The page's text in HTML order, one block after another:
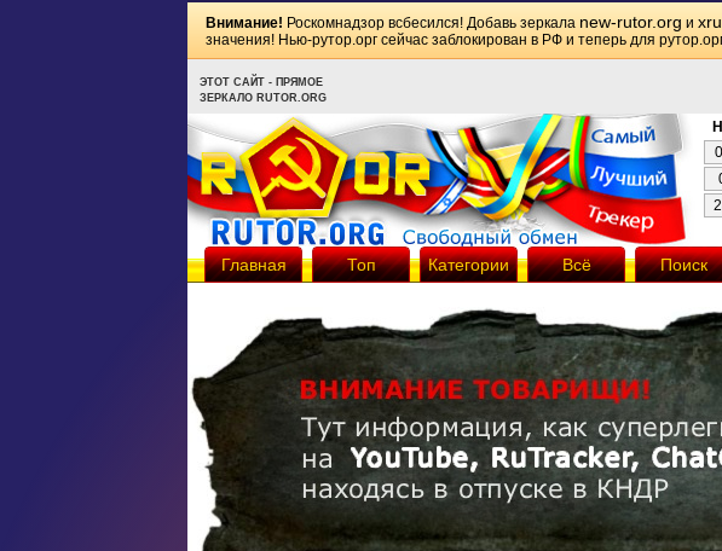
Внимание! Роскомнадзор всбесился! Добавь зеркала new-rutor.org и
значения! Нью-рутор.орг сейчас заблокирован в РФ и теперь для
ЭТОТ САЙТ - ПРЯМОЕ
ЗЕРКАЛО RUTOR.ORG
Главная Топ Категории Всё Поиск